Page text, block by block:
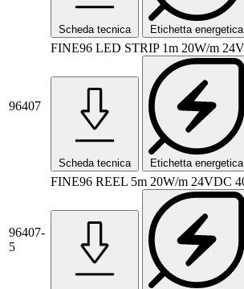
Scheda tecnica Etichetta energetica
96407
FINE96 LED STRIP 1m 20W/m
Scheda tecnica Etichetta energetica
96407-
5
FINE96 REEL 5m 20W/m 24VDC